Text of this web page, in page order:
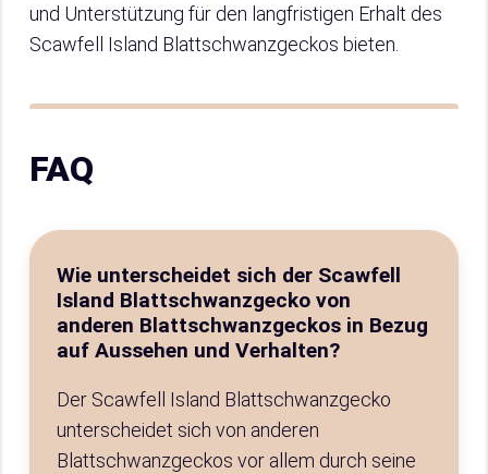
und Unterstützung für den langfristigen Erhalt des
Scawfell Island Blattschwanzgeckos bieten.
FAQ
Wie unterscheidet sich der Scawfell
Island Blattschwanzgecko von
anderen Blattschwanzgeckos in Bezug
auf Aussehen und Verhalten?
Der Scawfell Island Blattschwanzgecko
unterscheidet sich von anderen
Blattschwanzgeckos vor allem durch seine